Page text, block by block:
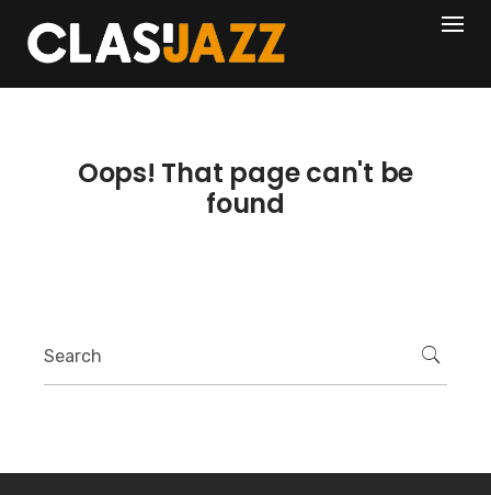
content
404
Oops! That page can't be
found